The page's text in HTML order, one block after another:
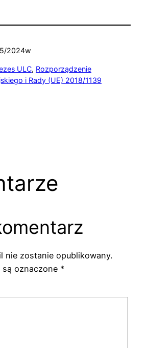
2024w
ULC, Rozporządzenie
i Rady (UE) 2018/1139
nie zostanie opublikowany.
są oznaczone *